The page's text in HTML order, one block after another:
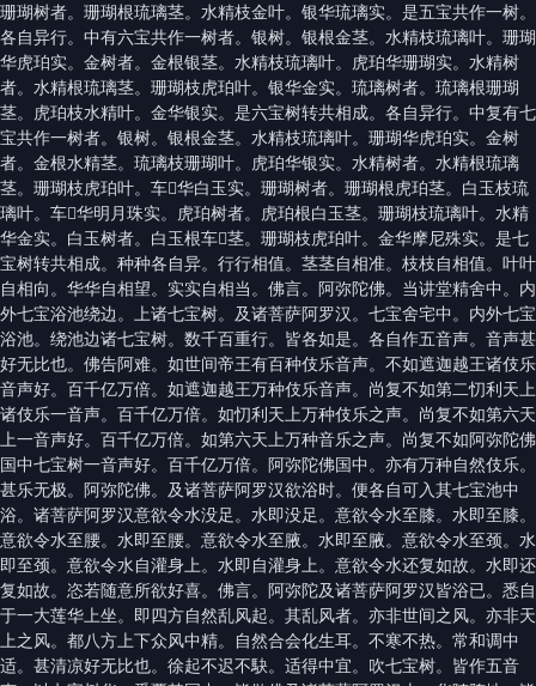
珊瑚树者。珊瑚根琉璃茎。水精枝金叶。银华琉璃实。是五宝共作一树。
各自异行。中有六宝共作一树者。银树。银根金茎。水精枝琉璃叶。珊瑚
华虎珀实。金树者。金根银茎。水精枝琉璃叶。虎珀华珊瑚实。水精树
者。水精根琉璃茎。珊瑚枝虎珀叶。银华金实。琉璃树者。琉璃根珊瑚
茎。虎珀枝水精叶。金华银实。是六宝树转共相成。各自异行。中复有七
宝共作一树者。银树。银根金茎。水精枝琉璃叶。珊瑚华虎珀实。金树
者。金根水精茎。琉璃枝珊瑚叶。虎珀华银实。水精树者。水精根琉璃
茎。珊瑚枝虎珀叶。车𤦲华白玉实。珊瑚树者。珊瑚根虎珀茎。白玉枝琉
璃叶。车𤦲华明月珠实。虎珀树者。虎珀根白玉茎。珊瑚枝琉璃叶。水精
华金实。白玉树者。白玉根车𤦲茎。珊瑚枝虎珀叶。金华摩尼殊实。是七
宝树转共相成。种种各自异。行行相值。茎茎自相准。枝枝自相值。叶叶
自相向。华华自相望。实实自相当。佛言。阿弥陀佛。当讲堂精舍中。内
外七宝浴池绕边。上诸七宝树。及诸菩萨阿罗汉。七宝舍宅中。内外七宝
浴池。绕池边诸七宝树。数千百重行。皆各如是。各自作五音声。音声甚
好无比也。佛告阿难。如世间帝王有百种伎乐音声。不如遮迦越王诸伎乐
音声好。百千亿万倍。如遮迦越王万种伎乐音声。尚复不如第二忉利天上
诸伎乐一音声。百千亿万倍。如忉利天上万种伎乐之声。尚复不如第六天
上一音声好。百千亿万倍。如第六天上万种音乐之声。尚复不如阿弥陀佛
国中七宝树一音声好。百千亿万倍。阿弥陀佛国中。亦有万种自然伎乐。
甚乐无极。阿弥陀佛。及诸菩萨阿罗汉欲浴时。便各自可入其七宝池中
浴。诸菩萨阿罗汉意欲令水没足。水即没足。意欲令水至膝。水即至膝。
意欲令水至腰。水即至腰。意欲令水至腋。水即至腋。意欲令水至颈。水
即至颈。意欲令水自灌身上。水即自灌身上。意欲令水还复如故。水即还
复如故。恣若随意所欲好喜。佛言。阿弥陀及诸菩萨阿罗汉皆浴已。悉自
于一大莲华上坐。即四方自然乱风起。其乱风者。亦非世间之风。亦非天
上之风。都八方上下众风中精。自然合会化生耳。不寒不热。常和调中
适。甚清凉好无比也。徐起不迟不駃。适得中宜。吹七宝树。皆作五音